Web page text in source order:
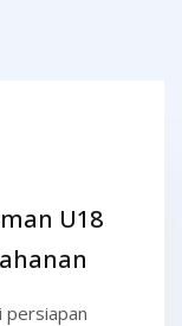
U18
persiapan